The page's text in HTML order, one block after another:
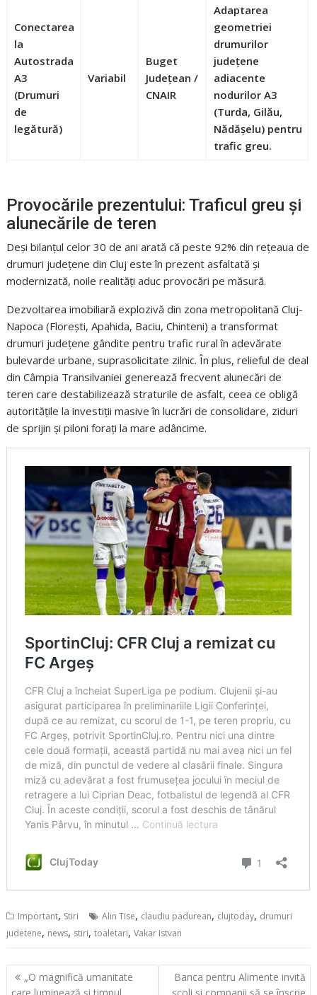
Conectarea
la
Autostrada
A3
(Drumuri
de
legătură)
Variabil
Buget
Județean /
CNAIR
Adaptarea
geometriei
drumurilor
județene
adiacente
nodurilor A3
(Turda, Gilău,
Nădășelu) pentru
trafic greu.
Provocările prezentului: Traficul greu și
alunecările de teren
Deși bilanțul celor 30 de ani arată că peste 92% din rețeaua de
drumuri județene din Cluj este în prezent asfaltată și
modernizată, noile realități aduc provocări pe măsură.
Dezvoltarea imobiliară explozivă din zona metropolitană Cluj-
Napoca (Florești, Apahida, Baciu, Chinteni) a transformat
drumuri județene gândite pentru trafic rural în adevărate
bulevarde urbane, suprasolicitate zilnic. În plus, relieful de deal
din Câmpia Transilvaniei generează frecvent alunecări de
teren care destabilizează straturile de asfalt, ceea ce obligă
autoritățile la investiții masive în lucrări de consolidare, ziduri
de sprijin și piloni forați la mare adâncime.
Important, Stiri Alin Tise, claudiu padurean, clujtoday, drumuri
judetene, news, stiri,toaletari,Vakar Istvan
Navigare
„O magnifică umanitate
Banca pentru Alimente invită